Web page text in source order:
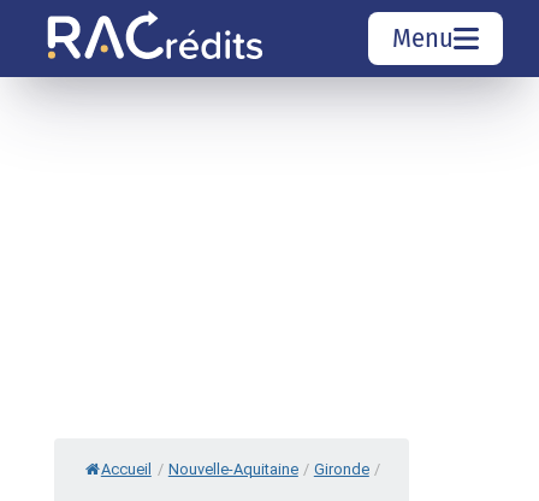
Menu
Accueil / Nouvelle-Aquitaine / Gironde /